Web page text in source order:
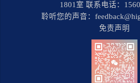
1801室 联系电话：
聆听您的声音：
免责声明